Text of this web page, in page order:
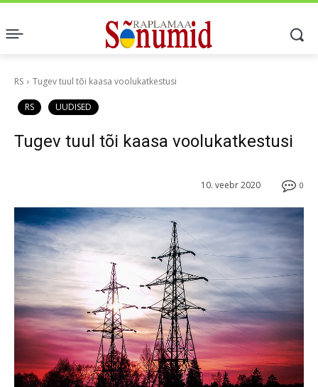
RS Tugev tuul tõi kaasa voolukatkestusi
RS UUDISED
Tugev tuul tõi kaasa voolukatkestusi
0
10. veebr 2020